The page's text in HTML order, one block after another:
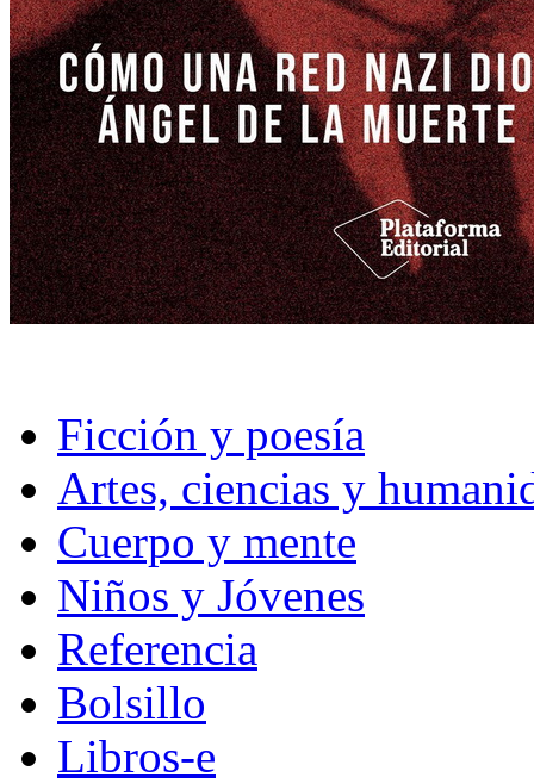
Ficción y poesía
Artes, ciencias y
Cuerpo y mente
Niños y Jóvenes
Referencia
Bolsillo
Libros-e